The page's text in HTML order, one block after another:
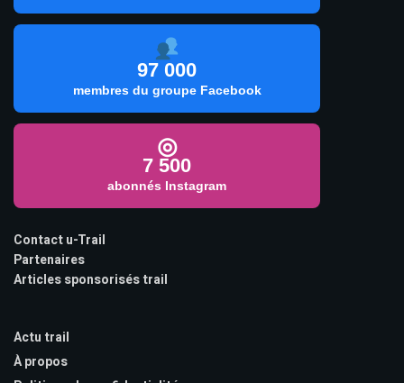
97 000
membres du groupe Facebook
◎
7 500
abonnés Instagram
Contact u-Trail
Partenaires
Articles sponsorisés trail
Actu trail
À propos